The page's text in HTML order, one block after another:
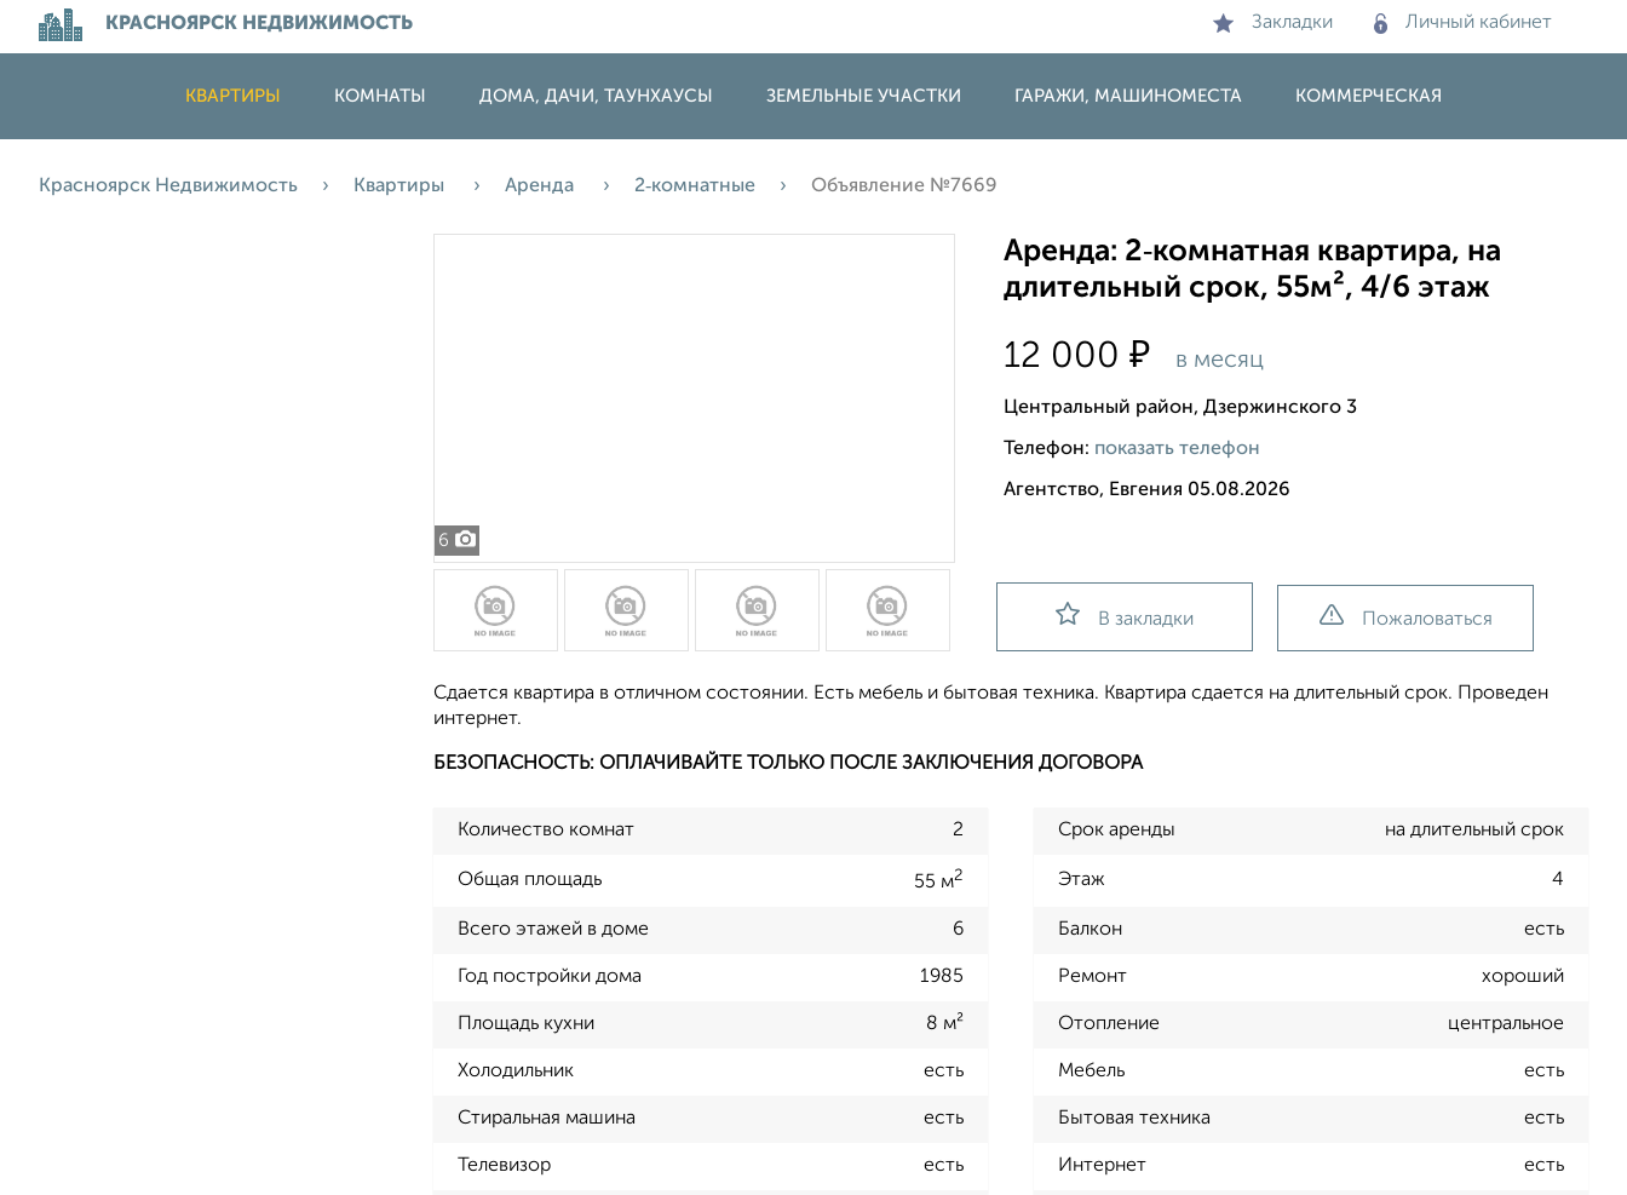
КРАСНОЯРСК НЕДВИЖИМОСТЬ Закладки Личный кабинет
КВАРТИРЫ КОМНАТЫ ДОМА, ДАЧИ, ТАУНХАУСЫ ЗЕМЕЛЬНЫЕ УЧАСТКИ ГАРАЖИ, МАШИНОМЕСТА КОММЕРЧЕСКАЯ
Красноярск Недвижимость Квартиры Аренда 2‑комнатные Объявление №7669
6
Аренда: 2‑комнатная квартира, на
длительный срок, 55м², 4/6 этаж
12 000₽ в месяц
Центральный район, Дзержинского 3
Телефон: показать телефон
Агентство, Евгения 05.08.2026
В закладки Пожаловаться
Сдается квартира в отличном состоянии. Есть мебель и бытовая техника. Квартира сдается на длительный срок. Проведен
интернет.
БЕЗОПАСНОСТЬ: ОПЛАЧИВАЙТЕ ТОЛЬКО ПОСЛЕ ЗАКЛЮЧЕНИЯ ДОГОВОРА
Количество комнат 2 Срок аренды на длительный срок
Общая площадь 55 м2 Этаж 4
Всего этажей в доме 6 Балкон есть
Год постройки дома 1985 Ремонт хороший
Площадь кухни 8 м² Отопление центральное
Холодильник есть Мебель есть
Стиральная машина есть Бытовая техника есть
Телевизор есть Интернет есть